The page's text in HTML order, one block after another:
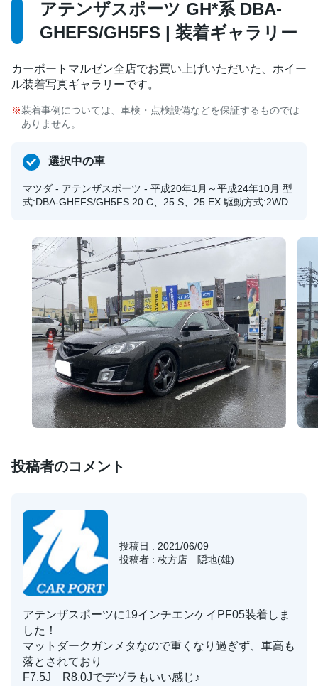
アテンザスポーツ GH*系 DBA-
GHEFS/GH5FS | 装着ギャラリー
カーポートマルゼン全店でお買い上げいただいた、ホイー
ル装着写真ギャラリーです。
装着事例については、車検・点検設備などを保証するものでは
ありません。
選択中の車
マツダ - アテンザスポーツ - 平成20年1月～平成24年10月 型
式:DBA-GHEFS/GH5FS 20 C、25 S、25 EX 駆動方式:2WD
投稿者のコメント
投稿日 : 2021/06/09
投稿者 : 枚方店 隠地(雄)
アテンザスポーツに19インチエンケイPF05装着しま
した！
マットダークガンメタなので重くなり過ぎず、車高も
落とされており
F7.5J R8.0Jでデヅラもいい感じ♪